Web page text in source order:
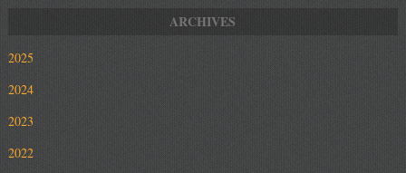
2025
2024
2023
2022